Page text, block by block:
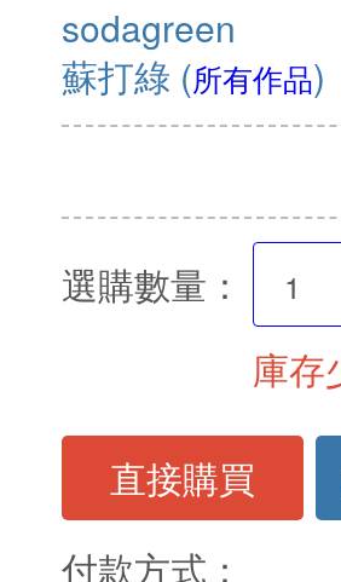
sodagreen
蘇打綠 (所有作品)
選購數量：
庫存
直接購買
付款方式：